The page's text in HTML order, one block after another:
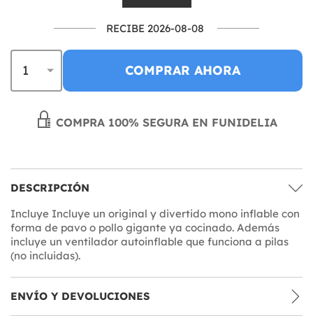
RECIBE 2026-08-08
COMPRAR AHORA
COMPRA 100% SEGURA EN FUNIDELIA
DESCRIPCIÓN
Incluye Incluye un original y divertido mono inflable con
forma de pavo o pollo gigante ya cocinado. Además
incluye un ventilador autoinflable que funciona a pilas
(no incluidas).
ENVÍO Y DEVOLUCIONES